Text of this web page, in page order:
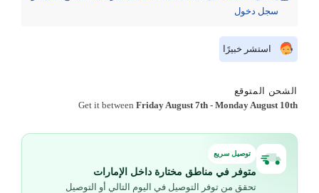
سجل دخول
استشر خبيرًا
الشحن المتوقع
Get it betweenFriday August 7th -Monday August 10th
توصيل سريع
متوفر في مناطق مختارة داخل الإمارات
تحقق من توفر التوصيل في اليوم التالي أو التوصيل